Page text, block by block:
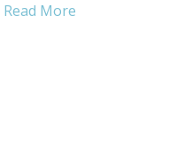
Read More